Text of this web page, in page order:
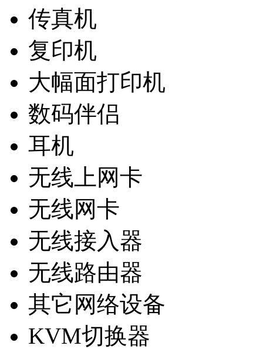
传真机
复印机
大幅面打印机
数码伴侣
耳机
无线上网卡
无线网卡
无线接入器
无线路由器
其它网络设备
KVM切换器